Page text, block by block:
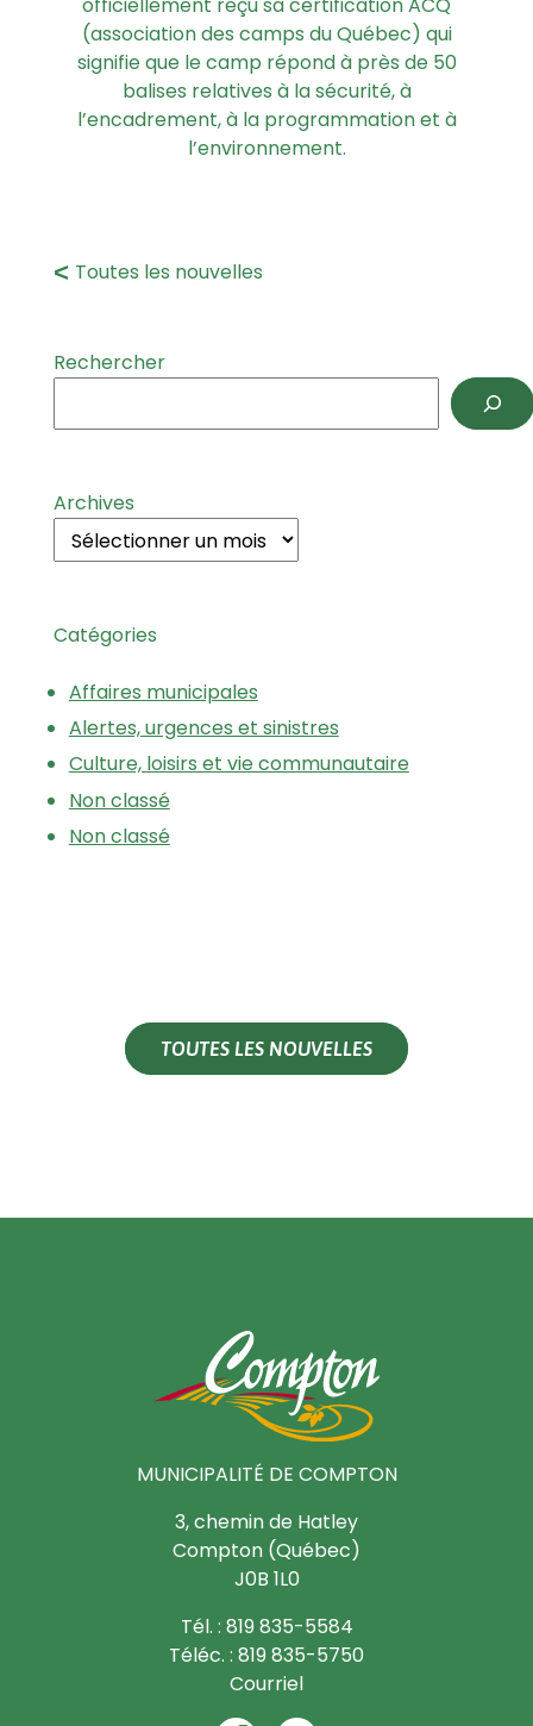
(association des camps du Québec) qui
signifie que le camp répond à près de 50
balises relatives à la sécurité, à
l’encadrement, à la programmation et à
l’environnement.
Toutes les nouvelles
Rechercher
Archives
Catégories
Affaires municipales
Alertes, urgences et sinistres
Culture, loisirs et vie communautaire
Non classé
Non classé
TOUTES LES NOUVELLES
MUNICIPALITÉ DE COMPTON
3, chemin de Hatley
Compton (Québec)
J0B 1L0
Tél. : 819 835-5584
Téléc. : 819 835-5750
Courriel